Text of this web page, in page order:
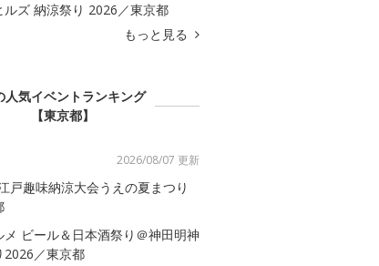
ルズ 納涼祭り 2026／東京都
もっと見る
人気イベントランキング
【東京都】
2026/08/07 更新
戸趣味納涼大会うえの夏まつり
メ ビール＆日本酒祭り＠神田明神
2026／東京都